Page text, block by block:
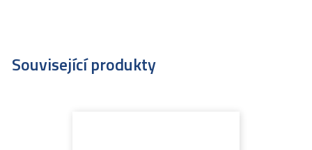
Související produkty